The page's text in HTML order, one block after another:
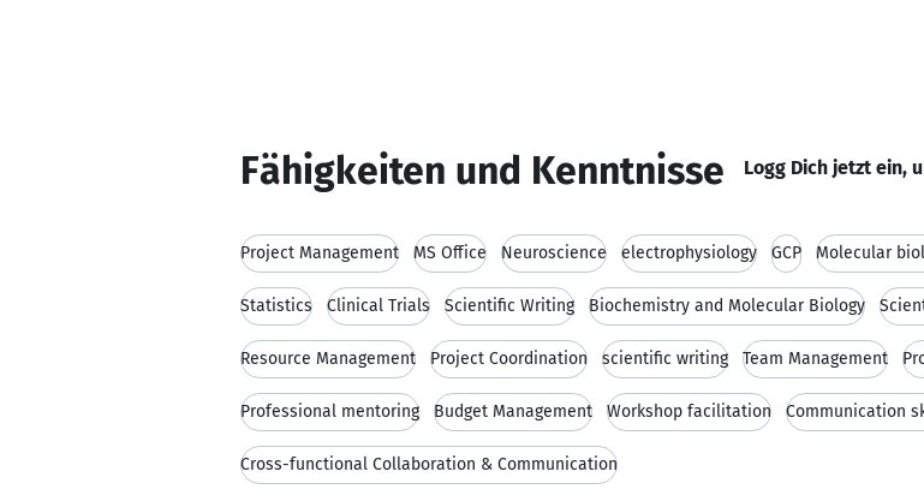
Fähigkeiten und Kenntnisse Logg Dich jetzt ein,
Project Management MS Office Neuroscience electrophysiology GCP Molecular
Statistics Clinical Trials Scientific Writing Biochemistry and Molecular Biology
Resource Management Project Coordination scientific writing Team Management
Professional mentoring Budget Management Workshop facilitation Communication
Cross-functional Collaboration & Communication